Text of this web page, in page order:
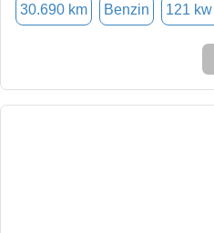
30.690 km Benzin 121